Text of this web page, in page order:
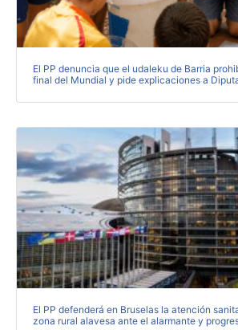
El PP denuncia que el udaleku de Barria
final del Mundial y pide explicaciones a
El PP defenderá en Bruselas la atención
zona rural alavesa ante el alarmante y